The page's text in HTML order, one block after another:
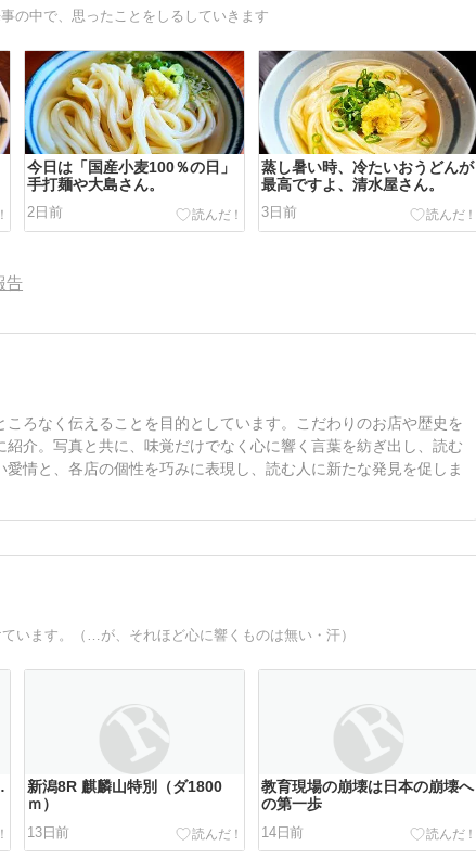
の中で、思ったことをしるしていきます
今日は「国産小麦100％の日」
手打麺や大島さん。
2日前
蒸し暑い時、冷たいおうどんが
最高ですよ、清水屋さん。
3日前
告
ろなく伝えることを目的としています。こだわりのお店や歴史を
介。写真と共に、味覚だけでなく心に響く言葉を紡ぎ出し、読む
情と、各店の個性を巧みに表現し、読む人に新たな発見を促しま
います。（…が、それほど心に響くものは無い・汗）
新潟8R 麒麟山特別（ダ1800
ｍ）
13日前
教育現場の崩壊は日本の崩壊へ
の第一歩
14日前